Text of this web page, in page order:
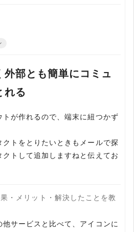
外部とも簡単にコミュ
れる
トが作れるので、端末に紐つかず
トをとりたいときもメールで探
トして追加しますねと伝えてお
・メリット・解決したことを教
サービスと比べて、アイコンに